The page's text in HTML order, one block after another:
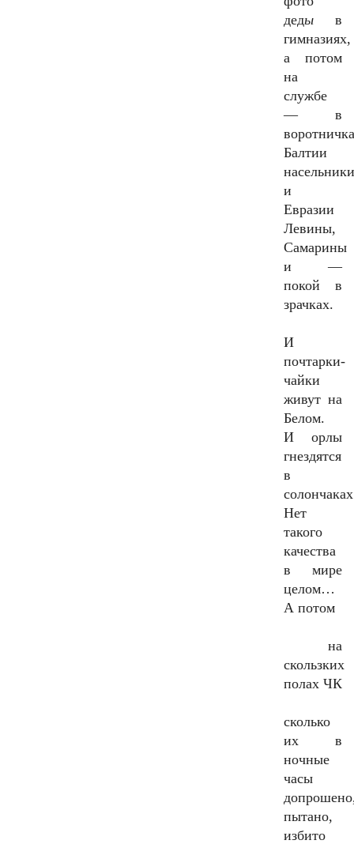
дедыв
гимназиях,
а потом
на
службе
— в
Балтии
насельники
и
Евразии
Левины,
Самарины
и —
покой в
зрачках.
И
почтарки-
чайки
живут на
Белом.
И орлы
гнездятся
в
Нет
такого
качества
в мире
целом…
А потом
на
скользких
полах ЧК
сколько
их в
ночные
часы
пытано,
избито